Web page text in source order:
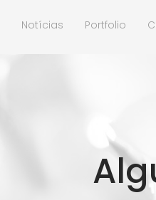
Notícias Portfolio